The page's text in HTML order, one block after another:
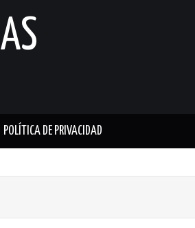
POLÍTICA DE PRIVACIDAD